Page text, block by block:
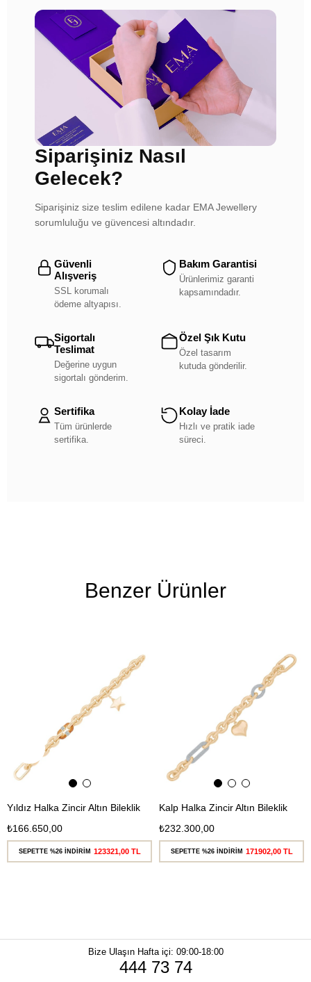
Siparişiniz Nasıl
Gelecek?
Siparişiniz size teslim edilene kadar EMA Jewellery
sorumluluğu ve güvencesi altındadır.
Güvenli
Alışveriş
SSL korumalı
ödeme altyapısı.
Bakım Garantisi
Ürünlerimiz garanti
kapsamındadır.
Sigortalı
Teslimat
Değerine uygun
sigortalı gönderim.
Özel Şık Kutu
Özel tasarım
kutuda gönderilir.
Sertifika
Tüm ürünlerde
sertifika.
Kolay İade
Hızlı ve pratik iade
süreci.
Benzer Ürünler
Yıldız Halka Zincir Altın Bileklik
₺166.650,00
Ücretsiz
Kargo
SEPETTE %26 İNDİRİM 123321,00 TL
Kalp Halka Zincir Altın Bileklik
₺232.300,00
Ücretsiz
Kargo
SEPETTE %26 İNDİRİM 171902,00 TL
Bize Ulaşın
444 73 74
Hafta içi: 09:00-18:00